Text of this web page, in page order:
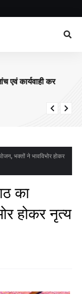
एवं कार्यवाही कर
भक्तों ने भावविभोर होकर
का
होकर नृत्य